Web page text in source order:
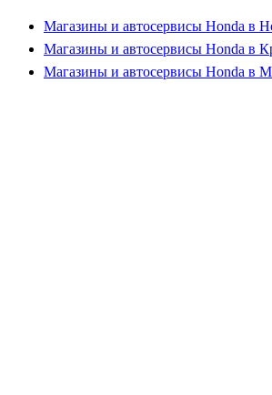
Магазины и автосервисы Honda в
Магазины и автосервисы Honda в
Магазины и автосервисы Honda в